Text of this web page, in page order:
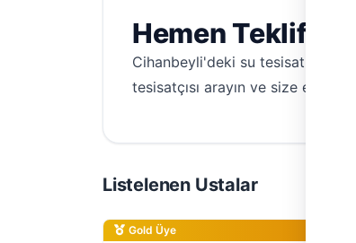
Hemen Teklif
Cihanbeyli'deki su tesisatı
tesisatçısı arayın ve size en
Listelenen Ustalar
Gold Üye